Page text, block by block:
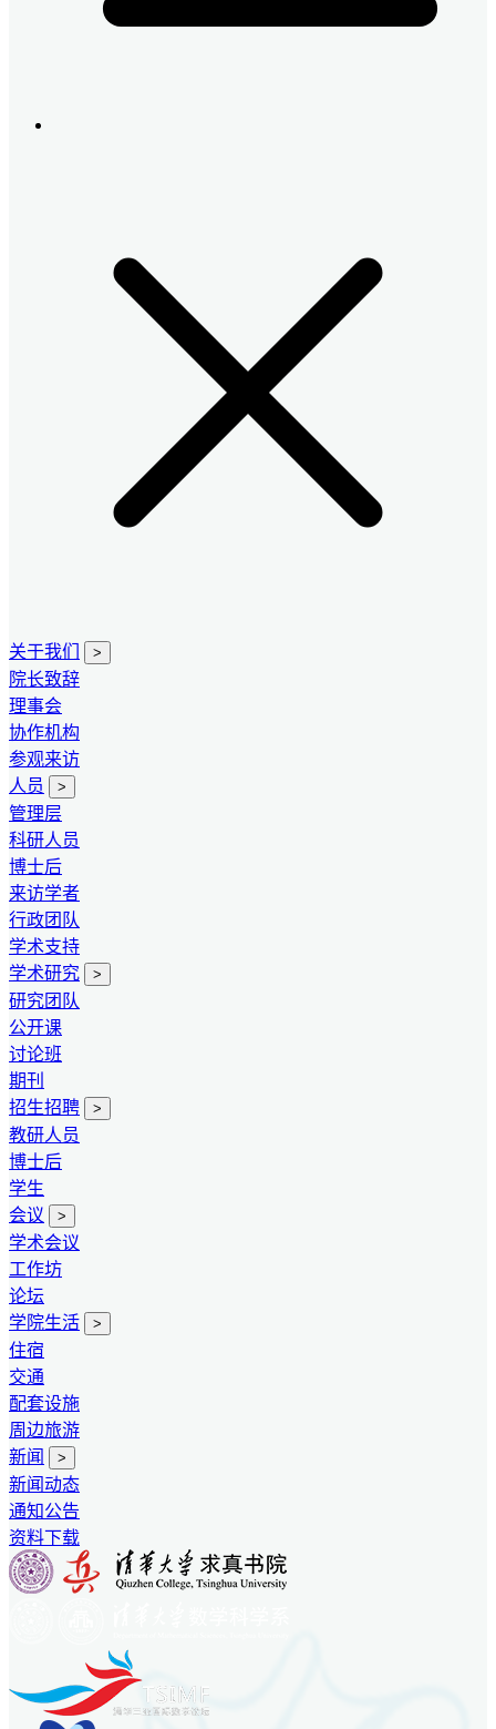
关于我们 >
院长致辞
理事会
协作机构
参观来访
人员
>
管理层
科研人员
博士后
来访学者
行政团队
学术支持
学术研究
>
研究团队
公开课
讨论班
期刊
招生招聘
>
教研人员
博士后
学生
会议
>
学术会议
工作坊
论坛
学院生活
>
住宿
交通
配套设施
周边旅游
新闻
>
新闻动态
通知公告
资料下载